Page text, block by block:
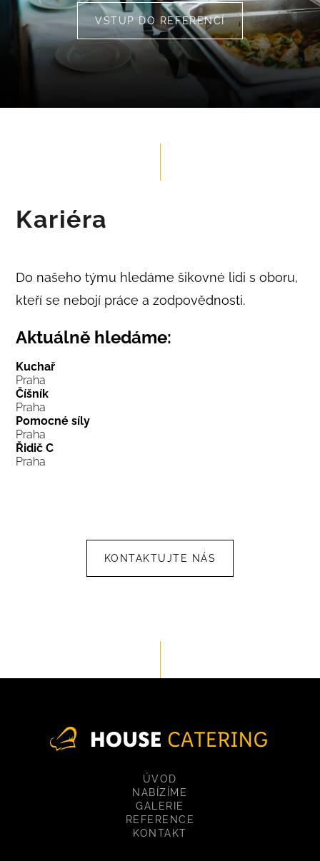
VSTUP DO REFERENCÍ
Kariéra
Do našeho týmu hledáme šikovné lidi s oboru,
kteří se nebojí práce a zodpovědnosti.
Aktuálně hledáme:
Kuchař
Praha
Číšník
Praha
Pomocné síly
Praha
Řidič C
Praha
KONTAKTUJTE NÁS
ÚVOD
NABÍZÍME
GALERIE
REFERENCE
KONTAKT